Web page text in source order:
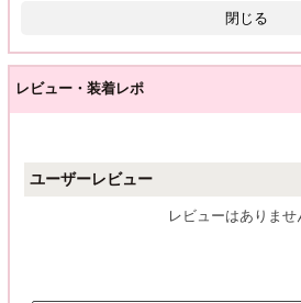
閉じる
レビュー・装着レポ
ユーザーレビュー
レビューはありませ